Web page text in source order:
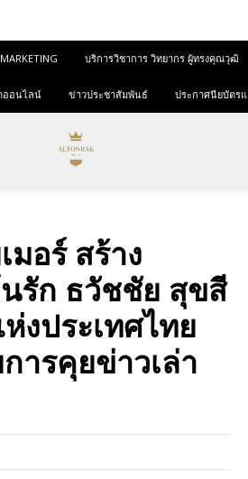
บริการวิชาการ วิทยากร ผู้ทรงคุณวุฒิ
ออนไลน์ ข่าวประชาสัมพันธ์ ประกาศนียบัตร
อร์ สร้าง
รัก ธวัชชัย สุขสี
งประเทศไทย
ารคุยข่าวเล่า